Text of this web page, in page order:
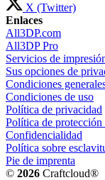
X (Twitter)
Enlaces
All3DP.com
All3DP Pro
Servicios de
Sus opciones de
Condiciones
Condiciones de uso
Política de privacidad
Política de protección
Confidencialidad
Política sobre
Pie de imprenta
© 2026 Craftcloud®